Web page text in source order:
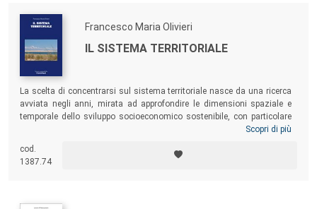
Francesco Maria Olivieri
IL SISTEMA TERRITORIALE
La scelta di concentrarsi sul sistema territoriale nasce da una ricerca
avviata negli anni, mirata ad approfondire le dimensioni spaziale e
temporale dello sviluppo socioeconomico sostenibile, con particolare
attenzione alla scala locale e alla competitività territoriale. Attraverso
disciplinari e organizza le principali direzioni di ricerca e i modelli
utilizzati dai geografi, offrendo una panoramica teorica che ripercorre
Scopri di più
cod.
1387.74